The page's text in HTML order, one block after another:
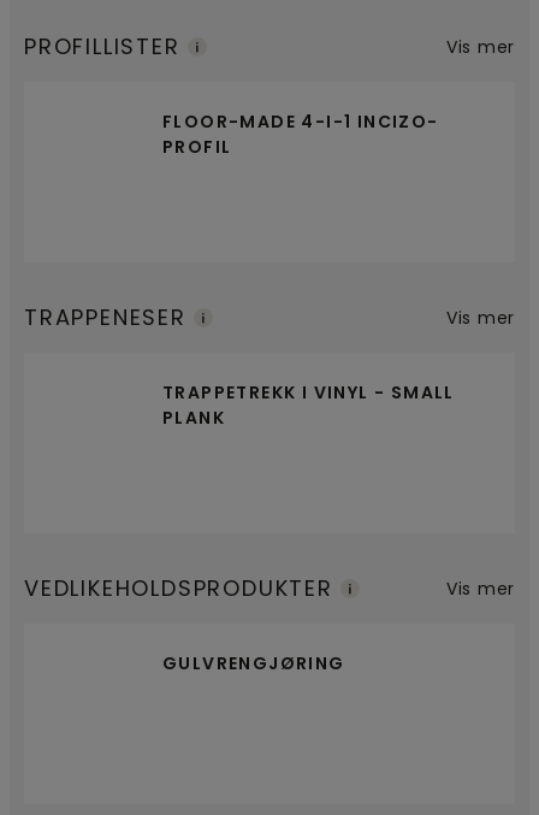
PROFILLISTER
FLOOR-MADE 4-I-1 INCIZO-
PROFIL
Vis mer
TRAPPENESER
TRAPPETREKK I VINYL - SMALL
PLANK
Vis mer
VEDLIKEHOLDSPRODUKTER
GULVRENGJØRING
Vis mer